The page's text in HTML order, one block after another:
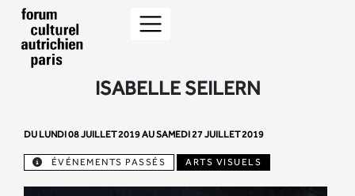
ISABELLE SEILERN
DU LUNDI 08 JUILLET 2019 AU SAMEDI 27 JUILLET 2019
ÉVÉNEMENTS PASSÉS ARTS VISUELS